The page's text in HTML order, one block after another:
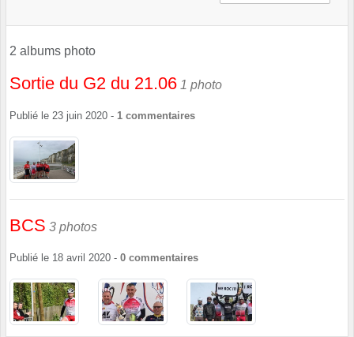
2 albums photo
Sortie du G2 du 21.06 1 photo
Publié le 23 juin 2020 - 1 commentaires
BCS 3 photos
Publié le 18 avril 2020 - 0 commentaires